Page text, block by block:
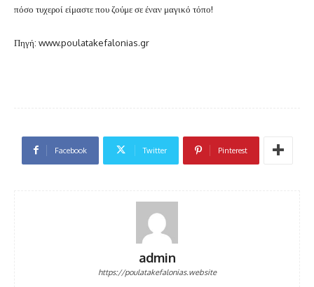
πόσο τυχεροί είμαστε που ζούμε σε έναν μαγικό τόπο!
Πηγή: www.poulatakefalonias.gr
Facebook Twitter Pinterest
admin
https://poulatakefalonias.website